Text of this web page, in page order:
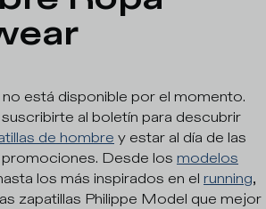
está disponible por el momento.
al boletín para descubrir
de hombre y estar al día de las
Desde los modelos
los más inspirados en el running,
zapatillas Philippe Model que mejor